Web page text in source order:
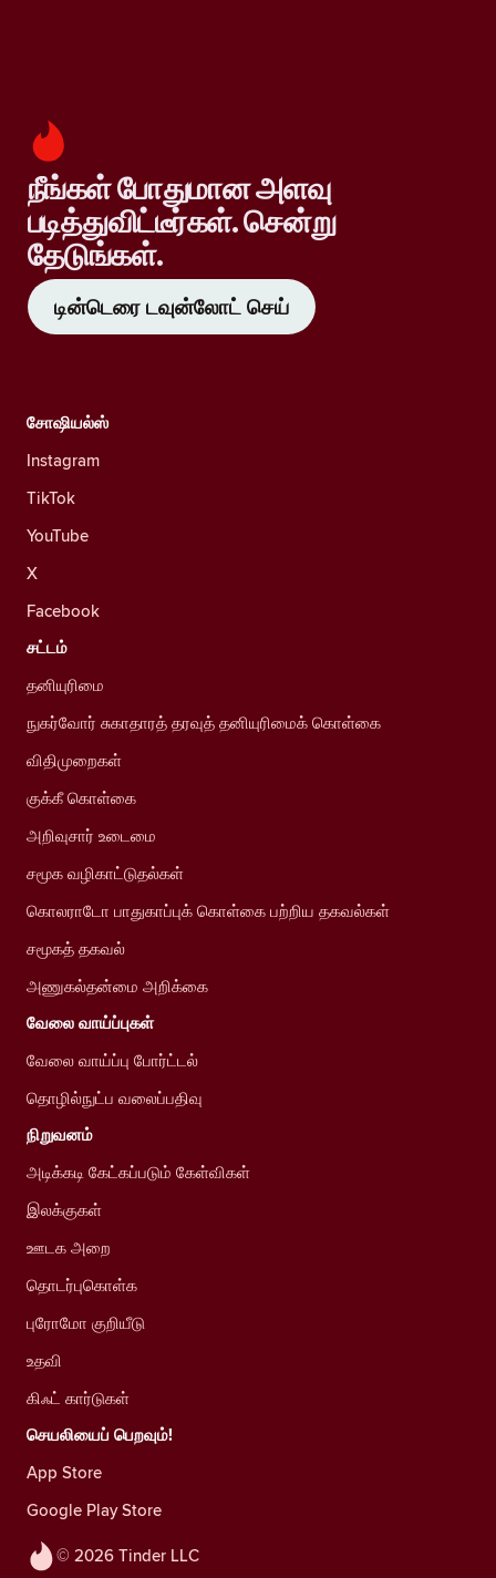
நீங்கள் போதுமான அளவு
படித்துவிட்டீர்கள். சென்று
தேடுங்கள்.
டின்டெரை டவுன்லோட் செய்
© 2026 Tinder LLC
சோஷியல்ஸ்
Instagram
TikTok
YouTube
X
Facebook
சட்டம்
தனியுரிமை
நுகர்வோர் சுகாதாரத் தரவுத் தனியுரிமைக் கொள்கை
விதிமுறைகள்
குக்கீ கொள்கை
அறிவுசார் உடைமை
சமூக வழிகாட்டுதல்கள்
கொலராடோ பாதுகாப்புக் கொள்கை பற்றிய தகவல்கள்
சமூகத் தகவல்
அணுகல்தன்மை அறிக்கை
வேலை வாய்ப்புகள்
வேலை வாய்ப்பு போர்ட்டல்
தொழில்நுட்ப வலைப்பதிவு
நிறுவனம்
அடிக்கடி கேட்கப்படும் கேள்விகள்
இலக்குகள்
ஊடக அறை
தொடர்புகொள்க
புரோமோ குறியீடு
உதவி
கிஃட் கார்டுகள்
செயலியைப் பெறவும்!
App Store
Google Play Store